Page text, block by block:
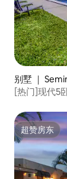
别墅 ｜
[热门]现代5
超赞房东
超赞房东